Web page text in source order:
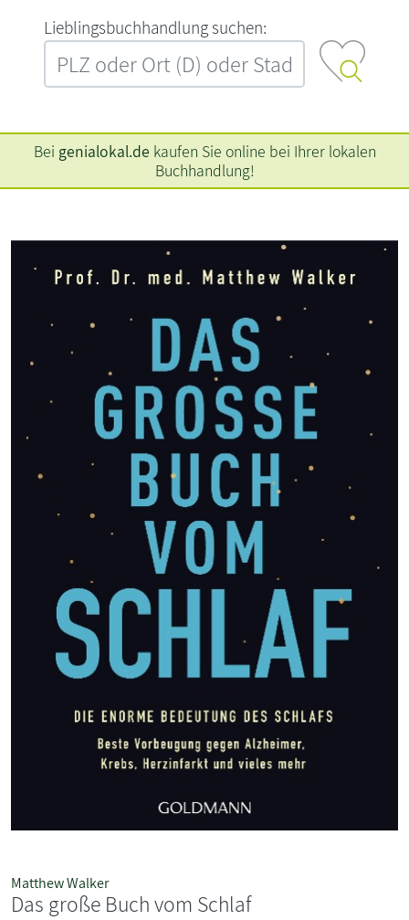
L‍i‍e‍b‍l‍i‍n‍g‍s‍b‍u‍c‍h‍h‍a‍n‍d‍l‍u‍n‍g‍ ‍s‍u‍c‍h‍e‍n‍:‍
Bei genialokal.de kaufen Sie online bei Ihrer lokalen
Buchhandlung!
Matthew Walker
Das große Buch vom Schlaf